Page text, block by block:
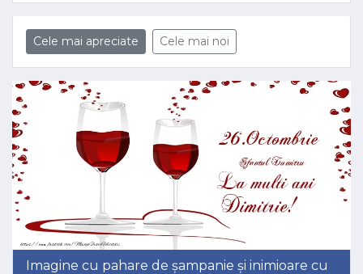
Cele mai apreciate Cele mai noi
Imagine cu pahare de șampanie și inimioare cu